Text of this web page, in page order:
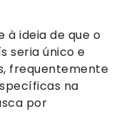
ideia de que o
seria único e
frequentemente
na
por